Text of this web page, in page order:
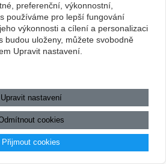
s AI,doménaa webhostingu jediného 5★
registrátora v ČR
.:.
preferenční, výkonnostní,
používáme pro lepší fungování
výkonnosti a cílení a personalizaci
budou uloženy, můžete svobodně
Upravit nastavení.
Upravit nastavení
cookies
Přijmout cookies